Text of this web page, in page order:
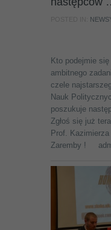
Kto podejmie
ambitnego
czele
Nauk
poszukuje
Zgłoś się już
Prof.
Zaremby !